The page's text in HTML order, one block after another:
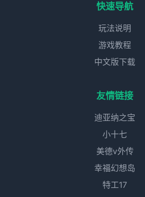
快速导航
玩法说明
游戏教程
中文版下载
友情链接
迪亚纳之宝
小十七
美德v外传
幸福幻想岛
特工17